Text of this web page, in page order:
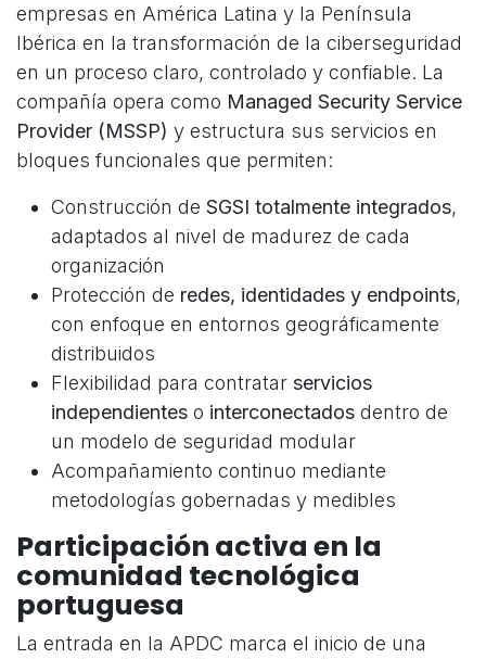
empresas en América Latina y la Península
Ibérica en la transformación de la ciberseguridad
en un proceso claro, controlado y confiable. La
compañía opera como Managed Security Service
Provider (MSSP) y estructura sus servicios en
bloques funcionales que permiten:
Construcción de SGSI totalmente integrados,
adaptados al nivel de madurez de cada
organización
Protección de redes, identidades y endpoints,
con enfoque en entornos geográficamente
distribuidos
Flexibilidad para contratar servicios
independientes o interconectados dentro de
un modelo de seguridad modular
Acompañamiento continuo mediante
metodologías gobernadas y medibles
Participación activa en la
comunidad tecnológica
portuguesa
La entrada en la APDC marca el inicio de una